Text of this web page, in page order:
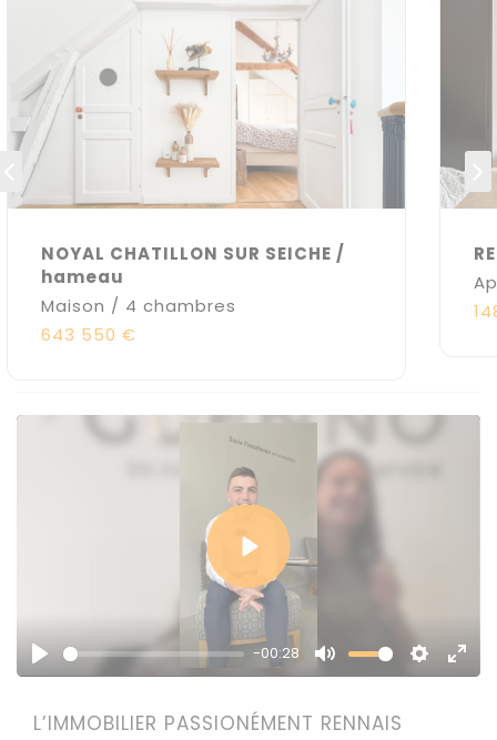
NOYAL CHATILLON SUR SEICHE /
hameau
Maison / 4 chambres
643 550 €
Play
-00:28
Mute Settings
Enter
Play
L’IMMOBILIER PASSIONÉMENT RENNAIS